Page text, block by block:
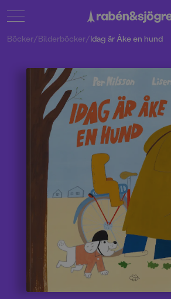
Böcker/Bilderböcker/Idag är Åke en hund